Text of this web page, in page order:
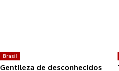
Brasil
Gentileza de desconhecidos